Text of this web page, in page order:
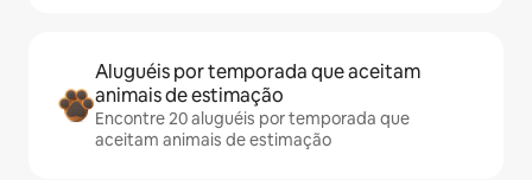
Aluguéis por temporada que aceitam
animais de estimação
Encontre 20 aluguéis por temporada que
aceitam animais de estimação